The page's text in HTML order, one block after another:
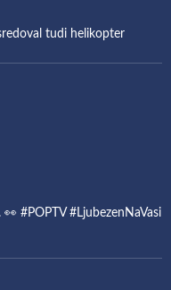
tudi helikopter
#POPTV #LjubezenNaVasi